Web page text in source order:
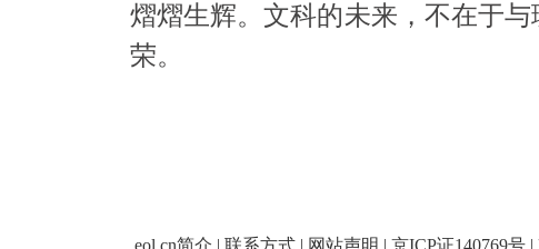
熠熠生辉。文科的未来，不在于
荣。
eol.cn简介 | 联系方式| 网站声明 | 京ICP证140769号|